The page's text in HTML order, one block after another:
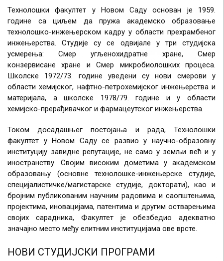
Технолошки факултет у Новом Саду основан је 1959.
године са циљем да пружа академско образовање
технолошко-инжењерском кадру у области прехрамбеног
инжењерства. Студије су се одвијале у три студијска
усмерења: Смер угљенохидратне хране, Смер
конзервисане хране и Смер микробиолошких процеса.
Школске 1972/73. године уведени су нови смерови у
области хемијског, нафтно-петрохемијског инжењерства и
материјала, а школске 1978/79. године и у области
хемијско-прерађивачког и фармацеутског инжењерства.
Током досадашњег постојања и рада, Технолошки
факултет у Новом Саду се развио у научно-образовну
институцију завидне репутације, не само у земљи већ и у
иностранству. Својим високим дометима у академском
образовању (основне технолошке-инжењерске студије,
специјалистичке/магистарске студије, докторати), као и
бројним публикованим научним радовима и саопштењима,
пројектима, иновацијама, патентима и другим остварењима
својих сарадника, Факултет је обезбедио адекватно
значајно место међу елитним институцијама ове врсте.
НОВИ СТУДИЈСКИ ПРОГРАМИ